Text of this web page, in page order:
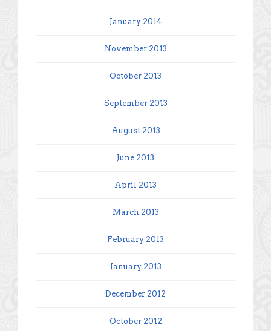
January 2014
November 2013
October 2013
September 2013
August 2013
June 2013
April 2013
March 2013
February 2013
January 2013
December 2012
October 2012